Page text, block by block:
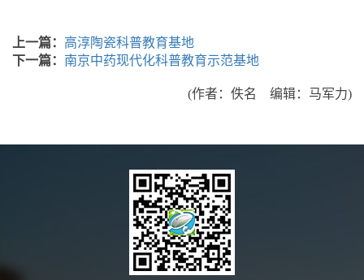
上一篇： 高淳陶瓷科普教育基地
下一篇： 南京中药现代化科普教育示范基地
(作者：佚名 编辑：马军力)